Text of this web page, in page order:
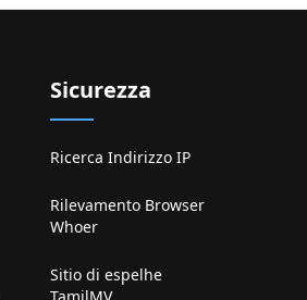
Sicurezza
Ricerca Indirizzo IP
Rilevamento Browser
Whoer
Sitio di espelhe
TamilMV